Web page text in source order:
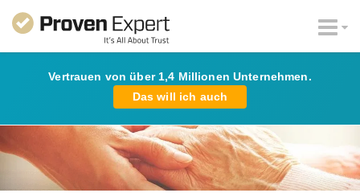
Vertrauen von über 1,4 Millionen Unternehmen.
Das will ich auch